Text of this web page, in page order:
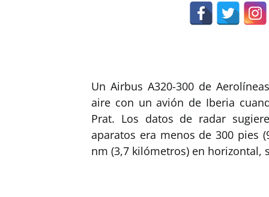
Un Airbus A320-300 de
aire con un avión de Iberia
Prat. Los datos de radar
aparatos era menos de 300 pies
nm (3,7 kilómetros) en horizontal,